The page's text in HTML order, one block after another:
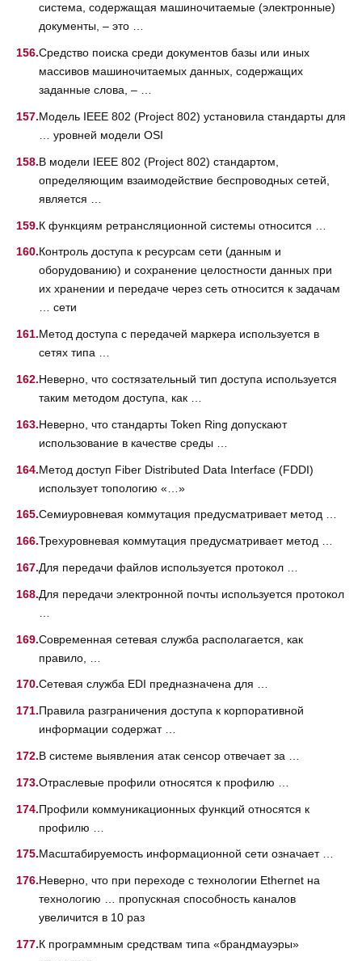
система, содержащая машиночитаемые (электронные)
документы, – это …
Средство поиска среди документов базы или иных
массивов машиночитаемых данных, содержащих
заданные слова, – …
Модель IEEE 802 (Project 802) установила стандарты для
… уровней модели OSI
В модели IEEE 802 (Project 802) стандартом,
определяющим взаимодействие беспроводных сетей,
является …
К функциям ретрансляционной системы относится …
Контроль доступа к ресурсам сети (данным и
оборудованию) и сохранение целостности данных при
их хранении и передаче через сеть относится к задачам
… сети
Метод доступа с передачей маркера используется в
сетях типа …
Неверно, что состязательный тип доступа используется
таким методом доступа, как …
Неверно, что стандарты Token Ring допускают
использование в качестве среды …
Метод доступ Fiber Distributed Data Interface (FDDI)
использует топологию «…»
Семиуровневая коммутация предусматривает метод …
Трехуровневая коммутация предусматривает метод …
Для передачи файлов используется протокол …
Для передачи электронной почты используется протокол
Современная сетевая служба располагается, как
правило, …
Сетевая служба EDI предназначена для …
Правила разграничения доступа к корпоративной
информации содержат …
В системе выявления атак сенсор отвечает за …
Отраслевые профили относятся к профилю …
Профили коммуникационных функций относятся к
профилю …
Масштабируемость информационной сети означает …
Неверно, что при переходе с технологии Ethernet на
технологию … пропускная способность каналов
увеличится в 10 раз
К программным средствам типа «брандмауэры»